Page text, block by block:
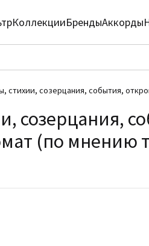
КоллекцииБрендыАккорды
стихии, созерцания, события,
созерцания,
(по мнению